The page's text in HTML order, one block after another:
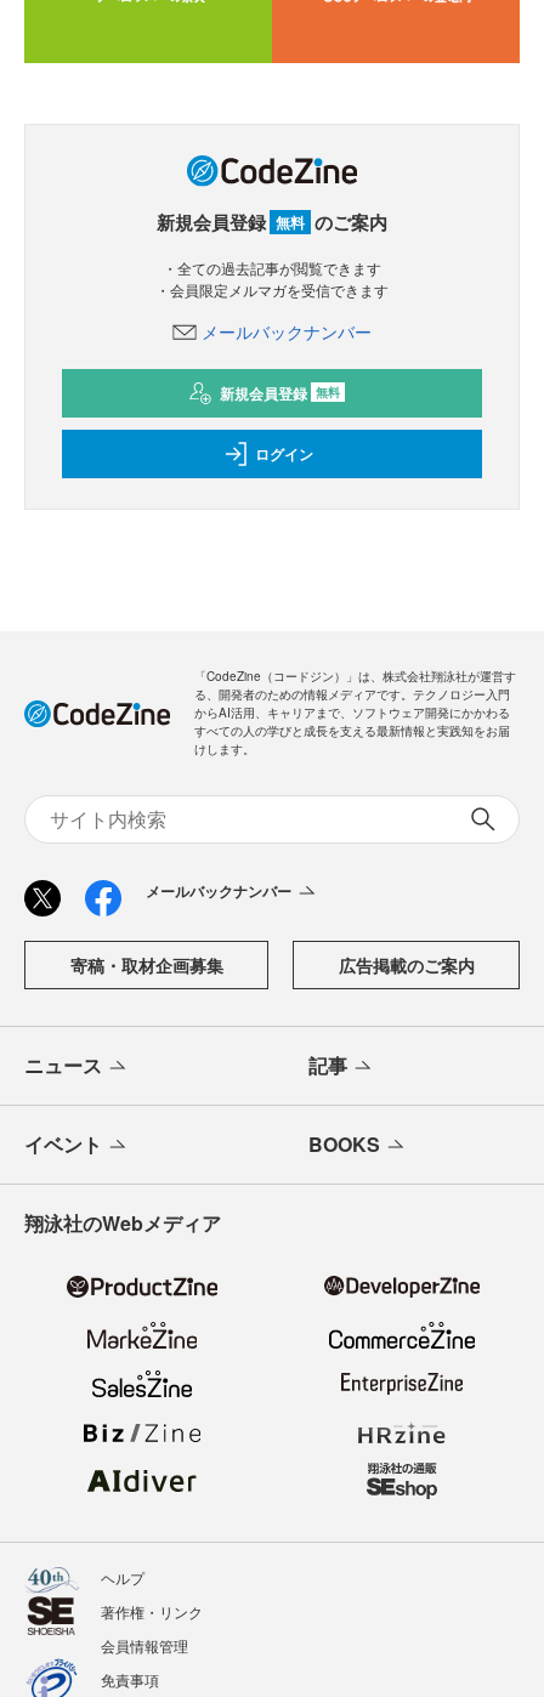
新規会員登録 無料 のご案内
・全ての過去記事が閲覧できます
・会員限定メルマガを受信できます
メールバックナンバー
新規会員登録 無料
ログイン
「CodeZine（コードジン）」は、株式会社翔泳社が運営す
る、開発者のための情報メディアです。テクノロジー入門
からAI活用、キャリアまで、ソフトウェア開発にかかわる
すべての人の学びと成長を支える最新情報と実践知をお届
けします。
メールバックナンバー
寄稿・取材企画募集 広告掲載のご案内
ニュース 記事
イベント BOOKS
翔泳社のWebメディア
ヘルプ
著作権・リンク
会員情報管理
免責事項